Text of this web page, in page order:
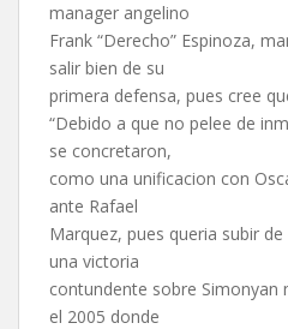
manager angelino
Frank “Derecho” Espinoza,
salir bien de su
primera defensa, pues cree
“Debido a que no pelee de
se concretaron,
como una unificacion con
ante Rafael
Marquez, pues queria subir
una victoria
contundente sobre Simonyan
el 2005 donde